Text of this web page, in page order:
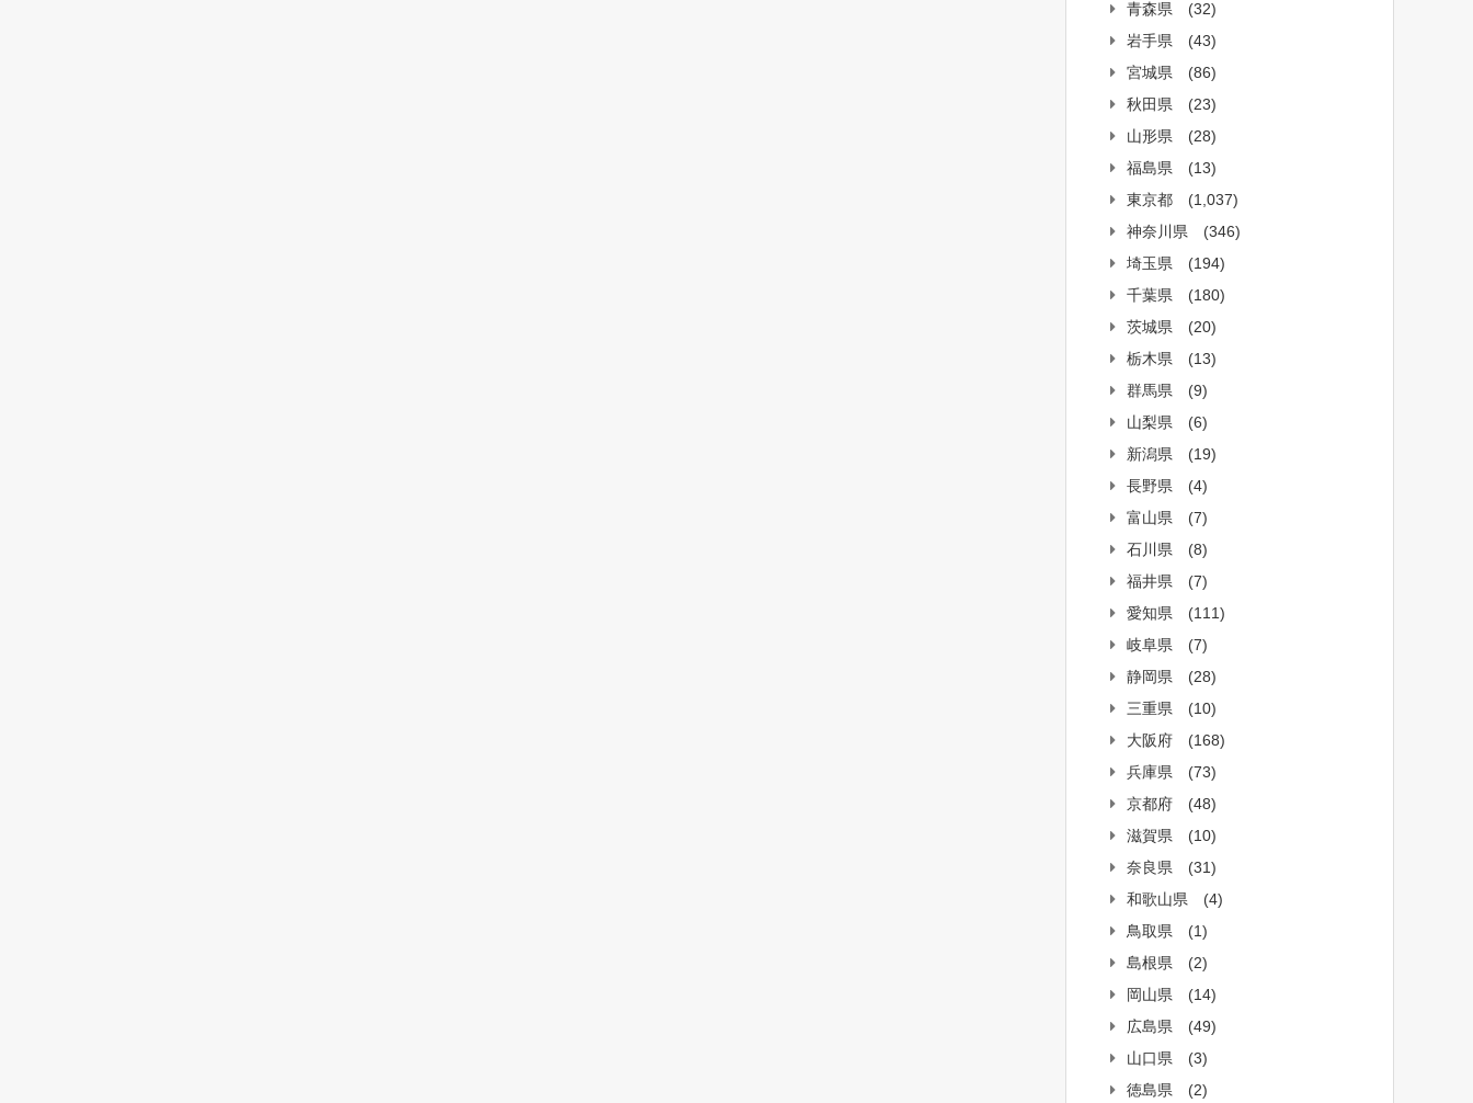
青森県
(32)
岩手県
(43)
宮城県
(86)
秋田県
(23)
山形県
(28)
福島県
(13)
東京都
(1,037)
神奈川県
(346)
埼玉県
(194)
千葉県
(180)
茨城県
(20)
栃木県
(13)
群馬県
(9)
山梨県
(6)
新潟県
(19)
長野県
(4)
富山県
(7)
石川県
(8)
福井県
(7)
愛知県
(111)
岐阜県
(7)
静岡県
(28)
三重県
(10)
大阪府
(168)
兵庫県
(73)
京都府
(48)
滋賀県
(10)
奈良県
(31)
和歌山県
(4)
鳥取県
(1)
島根県
(2)
岡山県
(14)
広島県
(49)
山口県
(3)
徳島県
(2)